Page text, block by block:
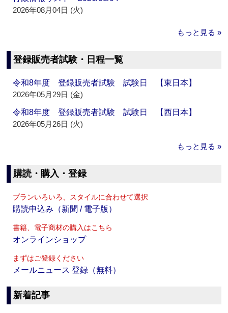
2026年08月04日 (火)
もっと見る »
登録販売者試験・日程一覧
令和8年度 登録販売者試験 試験日 【東日本】
2026年05月29日 (金)
令和8年度 登録販売者試験 試験日 【西日本】
2026年05月26日 (火)
もっと見る »
購読・購入・登録
プランいろいろ、スタイルに合わせて選択
購読申込み（新聞 / 電子版）
書籍、電子商材の購入はこちら
オンラインショップ
まずはご登録ください
メールニュース 登録（無料）
新着記事